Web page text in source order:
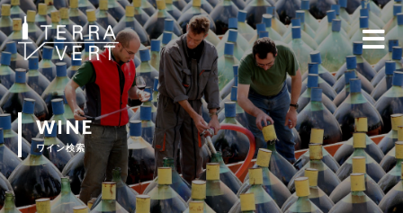
WINE
ワイン検索